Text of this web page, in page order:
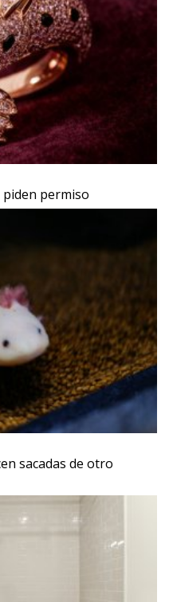
permiso
sacadas de otro